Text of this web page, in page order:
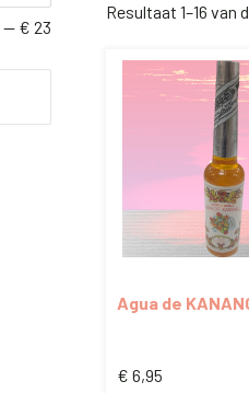
— € 23
Resultaat 1–16
Agua de
€ 6,95